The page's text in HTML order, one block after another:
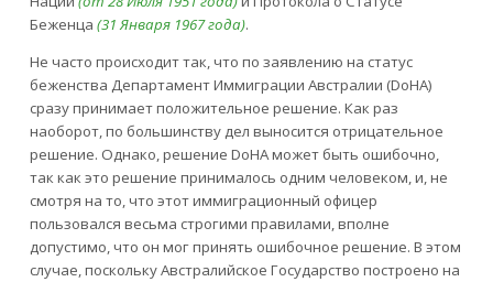
Беженца (31 Января 1967 года).
Не часто происходит так, что по заявлению на статус
беженства Департамент Иммиграции Австралии (DoHA)
сразу принимает положительное решение. Как раз
наоборот, по большинству дел выносится отрицательное
решение. Однако, решение DoHA может быть ошибочно,
так как это решение принималось одним человеком, и, не
смотря на то, что этот иммиграционный офицер
пользовался весьма строгими правилами, вполне
допустимо, что он мог принять ошибочное решение. В этом
случае, поскольку Австралийское Государство построено на